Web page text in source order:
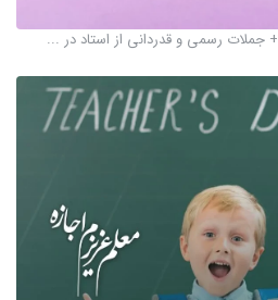
رسمی و قدردانی از استاد در ...